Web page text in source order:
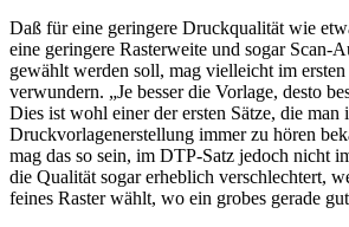
Daß für eine geringere Druckqualität wie
eine geringere Rasterweite und sogar Scan-
gewählt werden soll, mag vielleicht im
verwundern. „Je besser die Vorlage, desto
Dies ist wohl einer der ersten Sätze, die man
Druckvorlagenerstellung immer zu hören
mag das so sein, im DTP-Satz jedoch nicht
die Qualität sogar erheblich verschlechtert,
feines Raster wählt, wo ein grobes gerade